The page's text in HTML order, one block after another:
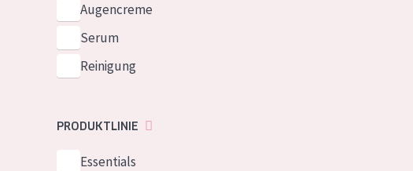
Augencreme
Serum
Reinigung
PRODUKTLINIE
Essentials